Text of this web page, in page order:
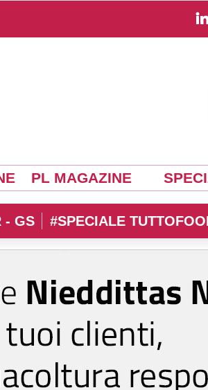
PL MAGAZINE
- GS #SPECIALE